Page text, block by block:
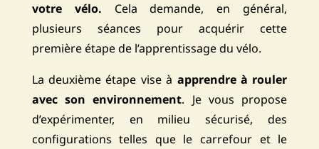
votre vélo. Cela demande, en général,
plusieurs séances pour acquérir cette
première étape de l’apprentissage du vélo.
La deuxième étape vise à apprendre à rouler
avec son environnement. Je vous propose
d’expérimenter, en milieu sécurisé, des
configurations telles que le carrefour et le